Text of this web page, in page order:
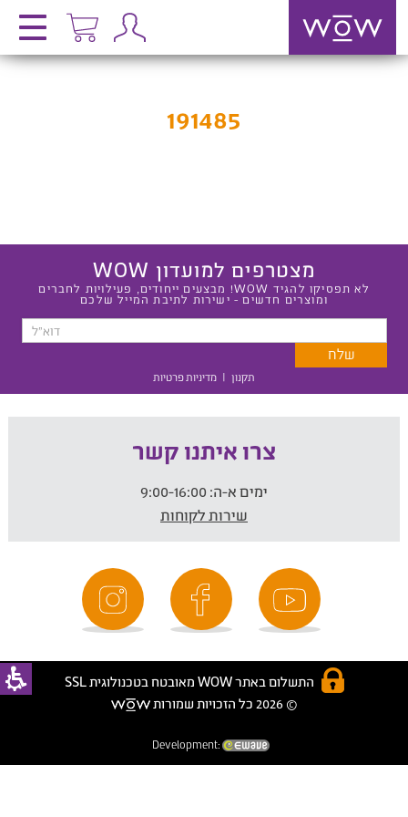
191485
מצטרפים למועדון WOW
לא תפסיקו להגיד WOW! מבצעים ייחודים, פעילויות לחברים
ומוצרים חדשים - ישירות לתיבת המייל שלכם
תקנון | מדיניות פרטיות
צרו איתנו קשר
ימים א-ה:
שירות לקוחות
התשלום באתר WOW מאובטח בטכנולוגית SSL
© 2026 כל הזכויות שמורות
Development: